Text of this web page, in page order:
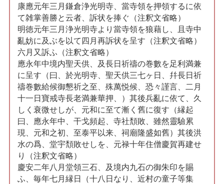
康應元年三月鎌倉浄光明寺、當寺領を押領するに依
て雑掌善勝と云者、訴状を捧ぐ（注釈文省略）
明徳元年三月浄光明寺より當寺領を狼藉し、且寺中
亂妨に及ぶを以て四月再訴状を呈す（注釈文省略）
六月又訴ふ（注釈文省略）
應永年中境内聖天供、及長日祈禱の巻數を足利満兼
に呈す（曰、於光明寺、聖天供三七ヶ日、幷長日祈
禱巻數給候御懇祈之至、殊萬悦候、恐々謹言、二月
十一日寶戒寺長老満兼華押、）其後兵亂に依て、久
しく衰微せしが、元和に至て漸く舊に復す（縁起
曰、應永年中、干戈頻起、寺社頽敗、雖然靈驗累
現、元和之初、至泰平以来、祠廟隆盛如舊）其後洪
水の爲、堂宇頽敗せしを、元禄十年住僧慶賀再建せ
り（注釈文省略）
慶安二年八月堂領三石、及境内九石の御朱印を賜
ふ、毎年七月縁日（十八日なり、近村の童子等集